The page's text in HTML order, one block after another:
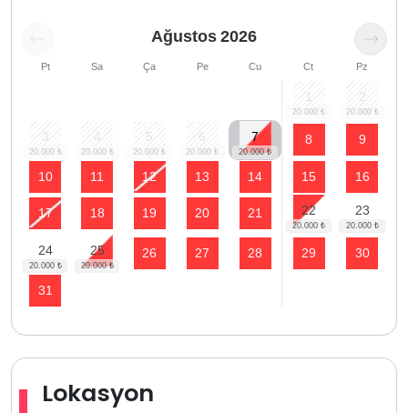
Ağustos 2026
Pt Sa Ça Pe Cu Ct Pz
1 2
3 4 5 6 7 8 9
10 11 12 13 14 15 16
17 18 19 20 21 22 23
24 25 26 27 28 29 30
31
Lokasyon